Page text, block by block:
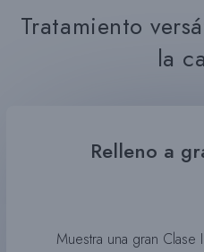
Tratamiento
la
Relleno a
Muestra una gran Clase